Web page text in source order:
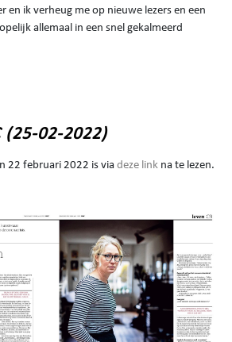
en ik verheug me op nieuwe lezers en een
allemaal in een snel gekalmeerd
(25-02-2022)
22 februari 2022 is via deze link na te lezen.